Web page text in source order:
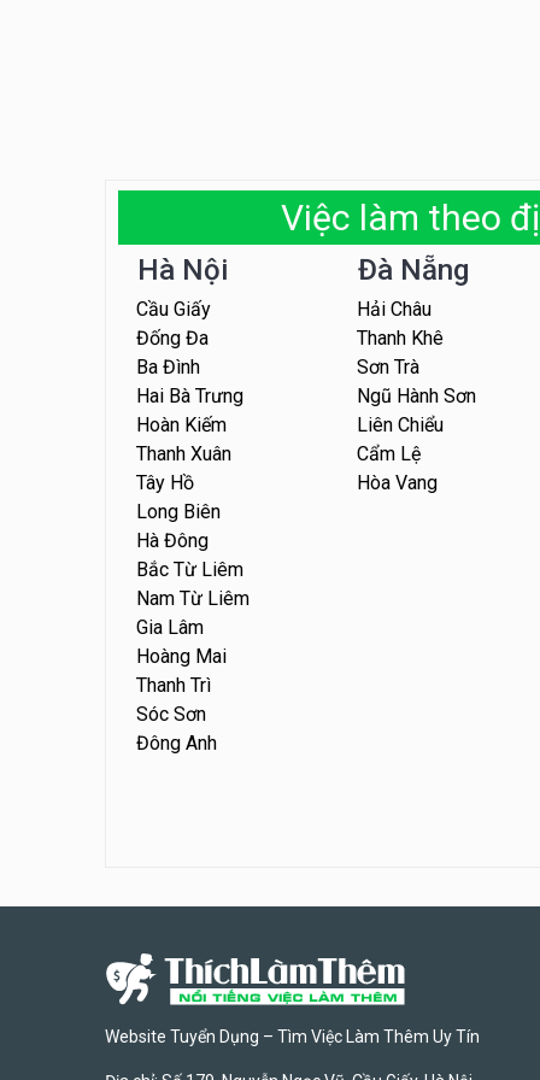
Việc làm theo
Hà Nội
Cầu Giấy
Đống Đa
Ba Đình
Hai Bà Trưng
Hoàn Kiếm
Thanh Xuân
Tây Hồ
Long Biên
Hà Đông
Bắc Từ Liêm
Nam Từ Liêm
Gia Lâm
Hoàng Mai
Thanh Trì
Sóc Sơn
Đông Anh
Đà Nẵng
Hải Châu
Thanh Khê
Sơn Trà
Ngũ Hành Sơn
Liên Chiểu
Cẩm Lệ
Hòa Vang
Website Tuyển Dụng – Tìm Việc Làm Thêm Uy Tín